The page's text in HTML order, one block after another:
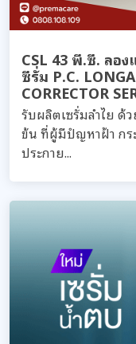
CSL 43 พี.ซี. ลอ
ซีรั่ม P.C.
CORRECTOR
รับผลิตเซรั่มลำไย ด้ว
ข้น ที่ผู้มีปํญหาฝ้า กร
ประกาย...